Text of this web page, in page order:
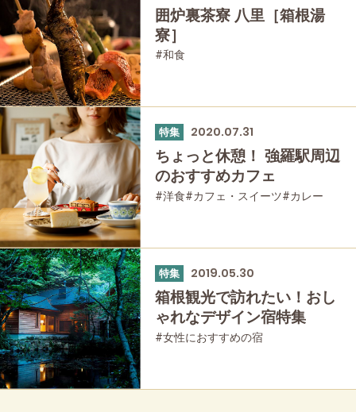
囲炉裏茶寮 八里［箱根湯
寮］
#和食
特集 2020.07.31
ちょっと休憩！ 強羅駅周辺
のおすすめカフェ
#洋食#カフェ・スイーツ#カレー
特集 2019.05.30
箱根観光で訪れたい！おし
ゃれなデザイン宿特集
#女性におすすめの宿